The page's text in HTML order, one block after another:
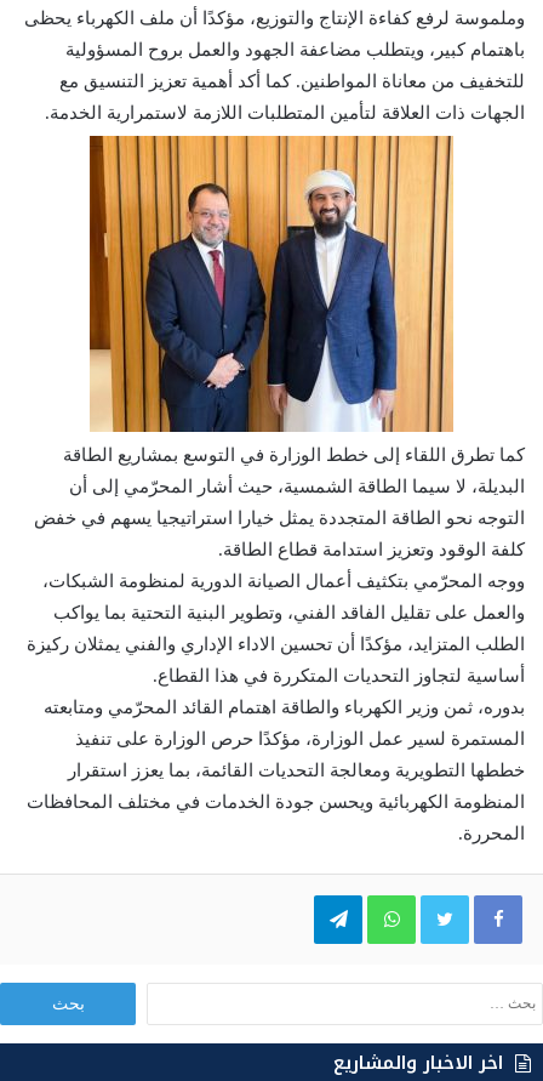
وملموسة لرفع كفاءة الإنتاج والتوزيع، مؤكدًا أن ملف الكهرباء يحظى
باهتمام كبير، ويتطلب مضاعفة الجهود والعمل بروح المسؤولية
للتخفيف من معاناة المواطنين. كما أكد أهمية تعزيز التنسيق مع
الجهات ذات العلاقة لتأمين المتطلبات اللازمة لاستمرارية الخدمة.
كما تطرق اللقاء إلى خطط الوزارة في التوسع بمشاريع الطاقة
البديلة، لا سيما الطاقة الشمسية، حيث أشار المحرّمي إلى أن
التوجه نحو الطاقة المتجددة يمثل خيارا استراتيجيا يسهم في خفض
كلفة الوقود وتعزيز استدامة قطاع الطاقة.
ووجه المحرّمي بتكثيف أعمال الصيانة الدورية لمنظومة الشبكات،
والعمل على تقليل الفاقد الفني، وتطوير البنية التحتية بما يواكب
الطلب المتزايد، مؤكدًا أن تحسين الاداء الإداري والفني يمثلان ركيزة
أساسية لتجاوز التحديات المتكررة في هذا القطاع.
بدوره، ثمن وزير الكهرباء والطاقة اهتمام القائد المحرّمي ومتابعته
المستمرة لسير عمل الوزارة، مؤكدًا حرص الوزارة على تنفيذ
خططها التطويرية ومعالجة التحديات القائمة، بما يعزز استقرار
المنظومة الكهربائية ويحسن جودة الخدمات في مختلف المحافظات
المحررة.
Facebook
WhatsApp
ب
اخر الاخبار والمشاريع